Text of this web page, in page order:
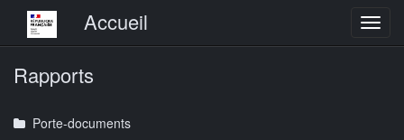
Menu principalAccueil
Rapports
Porte-documents